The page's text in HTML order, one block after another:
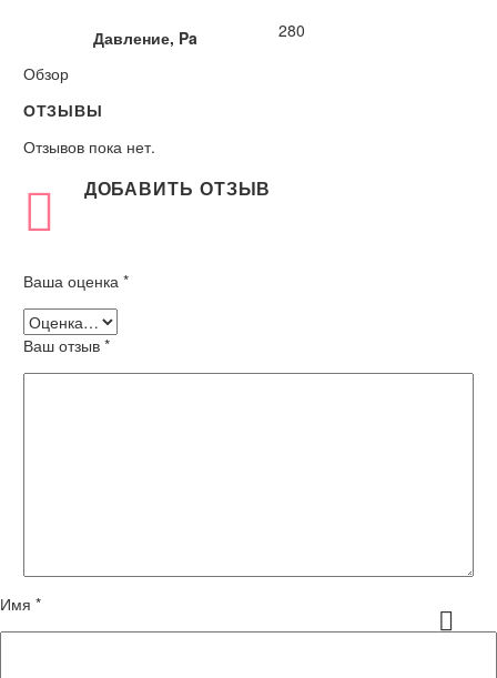
Давление, Pa
280
Обзор
ОТЗЫВЫ
Отзывов пока нет.
ДОБАВИТЬ ОТЗЫВ
Ваша оценка *
Ваш отзыв *
Имя *